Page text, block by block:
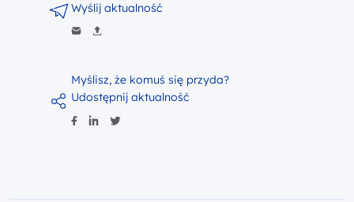
Myślisz, że komuś się przyda?
Udostępnij aktualność
Wyślij aktualność